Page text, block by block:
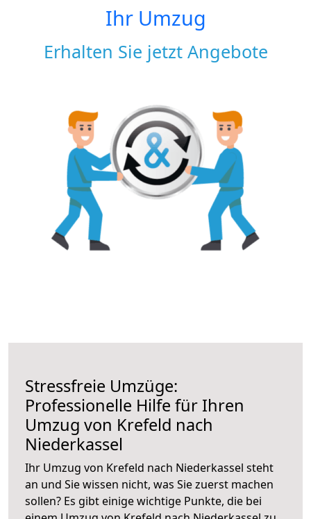
Ihr Umzug
Erhalten Sie jetzt Angebote
Stressfreie Umzüge:
Professionelle Hilfe für Ihren
Umzug von Krefeld nach
Niederkassel
Ihr Umzug von Krefeld nach Niederkassel steht
an und Sie wissen nicht, was Sie zuerst machen
sollen? Es gibt einige wichtige Punkte, die bei